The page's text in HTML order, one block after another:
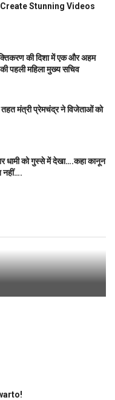
Stunning Videos
की दिशा में एक और अहम
पहली महिला मुख्य सचिव
मंत्री प्रेमचंद्र ने विजेताओं को
धामी को गुस्से में देखा….कहा कानून
नहीं….